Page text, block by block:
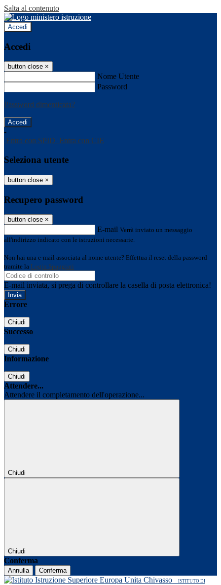
Salta al contenuto
Accedi
Accedi
button close ×
Nome Utente
Password
Password dimenticata?
-
Entra con SPID Entra con CIE
Seleziona utente
button close ×
Recupero password
button close ×
E-mail Verrà inviato un messaggio
all'indirizzo indicato con le istruzioni necessarie.
Non hai una e-mail associata al nome utente? Effettua il reset della password
tramite la Login Spaggiari
E-mail inviata, si prega di controllare la casella di posta elettronica!
Errore
Chiudi
Successo
Chiudi
Informazione
Chiudi
Attendere...
Attendere il completamento dell'operazione...
Chiudi
Chiudi
Conferma
Annulla Conferma
ISTITUTO DI